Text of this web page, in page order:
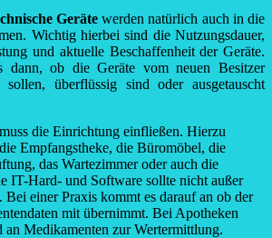
Gerätewerden natürlich auch in die
Wichtig hierbei sind die Nutzungsdauer,
und aktuelle Beschaffenheit der Geräte.
dann, ob die Geräte vom neuen Besitzer
sollen, überflüssig sind oder ausgetauscht
die Einrichtung einfließen. Hierzu
Empfangstheke, die Büromöbel, die
das Wartezimmer oder auch die
IT-Hard- und Software sollte nicht außer
Bei einer Praxis kommt es darauf an ob der
mit übernimmt. Bei Apotheken
an Medikamenten zur Wertermittlung.